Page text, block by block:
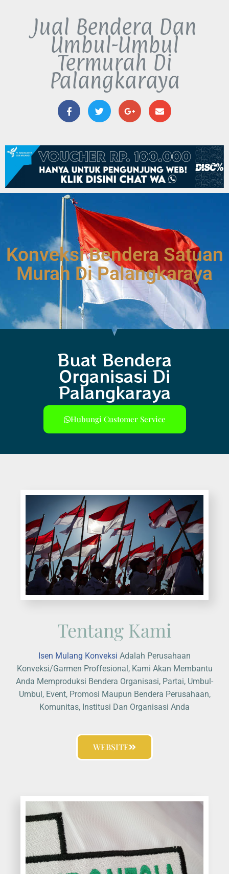
Jual Bendera Dan
Umbul-Umbul
Termurah Di
Palangkaraya
Konveksi Bendera Satuan
Murah Di Palangkaraya
Buat Bendera
Organisasi Di
Palangkaraya
Hubungi Customer Service
Tentang Kami
Isen Mulang Konveksi Adalah Perusahaan
Konveksi/Garmen Proffesional, Kami Akan Membantu
Anda Memproduksi Bendera Organisasi, Partai, Umbul-
Umbul, Event, Promosi Maupun Bendera Perusahaan,
Komunitas, Institusi Dan Organisasi Anda
WEBSITE